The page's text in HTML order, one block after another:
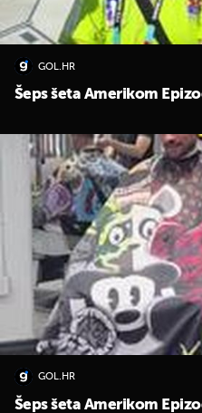
GOL.HR
Šeps šeta Amerikom
GOL.HR
Šeps šeta Amerikom